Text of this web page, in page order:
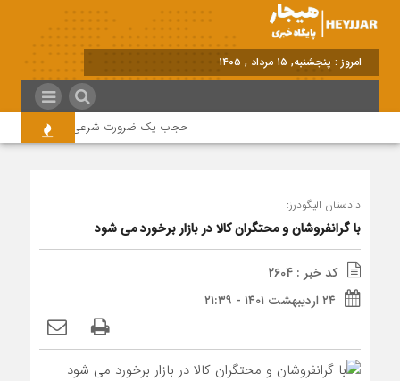
امروز : پنجشنبه, ۱۵ مرداد , ۱۴۰۵
حجاب یک ضرورت شرعی قانونی و همه
دادستان الیگودرز:
با گرانفروشان و محتگران کالا در بازار برخورد می شود
کد خبر : 2604
۲۴ اردیبهشت ۱۴۰۱ - ۲۱:۳۹